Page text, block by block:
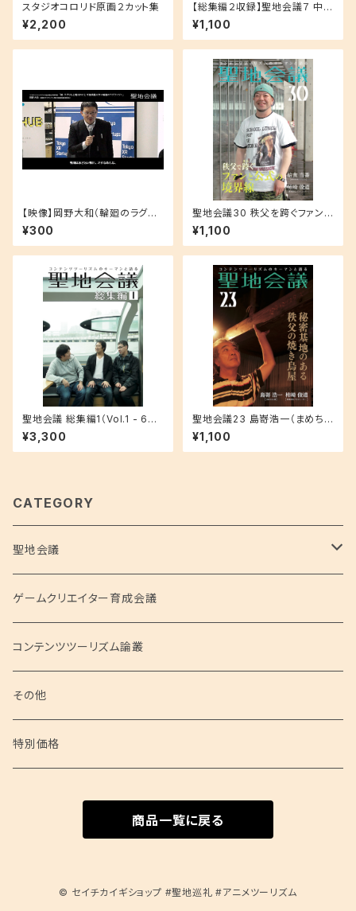
スタジオコロリド原画２カット集
¥2,200
【総集編２収録】聖地会議７ 中村
隆之 神奈川工科大学情報メデ
ィア学科特任准教授「『アオモリ
ズム』『ＤＡ・彩魂』 ご当地アーケ
¥1,100
【映像】岡野大和（輪廻のラグラ
ンジェ鴨川推進委員会）ラグりん
と鴨川のこと 千葉県鴨川市 ×
輪廻のラグランジェ
¥300
聖地会議30 秩父を跨ぐファンと
公式の境界線
¥1,100
聖地会議 総集編1（Vol.1 - 6収
録）
¥3,300
聖地会議23 島嵜浩一（まめちゃ
ん家） 秘密基地のある秩父の焼
き鳥屋
¥1,100
CATEGORY
聖地会議
聖地会議シリーズ
聖地会議 総集編
聖地会議 映像
ゲームクリエイター育成会議
コンテンツツーリズム論叢
その他
特別価格
商品一覧に戻る
© セイチカイギショップ #聖地巡礼 #アニメツーリズム